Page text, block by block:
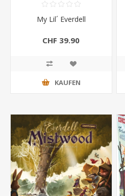
My Lil´ Everdell
CHF 39.90
KAUFEN